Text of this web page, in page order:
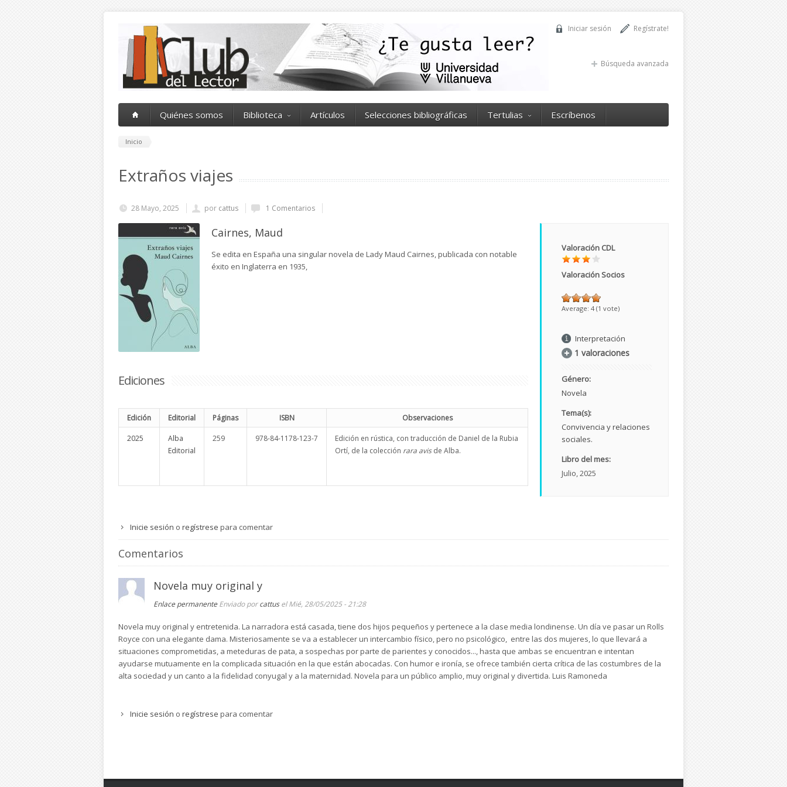
Regístrate!
Iniciar sesión
Búsqueda avanzada
Quiénes somos Biblioteca Artículos Selecciones bibliográficas Tertulias Escríbenos
Inicio
Extraños viajes
28 Mayo, 2025 por cattus 1 Comentarios
Cairnes, Maud
Se edita en España una singular novela de Lady Maud Cairnes, publicada con notable
éxito en Inglaterra en 1935,
Ediciones
Edición Editorial Páginas ISBN Observaciones
2025
Alba
Editorial
259 978-84-1178-123-7
Edición en rústica, con traducción de Daniel de la Rubia
Ortí, de la colección rara avisde Alba.
Valoración CDL
Valoración Socios
Average: 4 (1 vote)
Interpretación
1 valoraciones
Género:
Novela
Tema(s):
Convivencia y relaciones
sociales.
Libro del mes:
Julio, 2025
Inicie sesión o regístrese para comentar
Comentarios
Novela muy original y
Enlace permanente Enviado porcattusel Mié, 28/05/2025 - 21:28
Novela muy original y entretenida. La narradora está casada, tiene dos hijos pequeños y pertenece a la clase media londinense. Un día ve pasar un Rolls
Royce con una elegante dama. Misteriosamente se va a establecer un intercambio físico, pero no psicológico, entre las dos mujeres, lo que llevará a
situaciones comprometidas, a meteduras de pata, a sospechas por parte de parientes y conocidos..., hasta que ambas se encuentran e intentan
ayudarse mutuamente en la complicada situación en la que están abocadas. Con humor e ironía, se ofrece también cierta crítica de las costumbres de la
alta sociedad y un canto a la fidelidad conyugal y a la maternidad. Novela para un público amplio, muy original y divertida. Luis Ramoneda
Inicie sesión o regístrese para comentar